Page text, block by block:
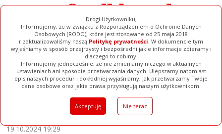
Drogi Użytkowniku,
Informujemy, że w związku z Rozporządzeniem o Ochronie Danych
Osobowych (RODO), które jest stosowane od 25 maja 2018
r.zaktualizowaliśmy naszą Politykę prywatności. W dokumencie tym
wyjaśniamy w sposób przejrzysty i bezpośredni jakie informacje zbieramy i
dlaczego to robimy.
Informujemy jednocześnie, że nie zmieniamy niczego w aktualnych
ustawieniach ani sposobie przetwarzania danych. Ulepszamy natomiast
opis naszych procedur i dokładniej wyjaśniamy, jak przetwarzamy Twoje
dane osobowe oraz jakie prawa przysługują naszym użytkownikom.
Akceptuję Nie teraz
Ogłoszenia Filmy Galerie Baza Firm Pełna Wersja
Concordia walcząca. Od 1:2 do
3:2 w 7 minut! (skrót meczu)
19.10.2024 19:29